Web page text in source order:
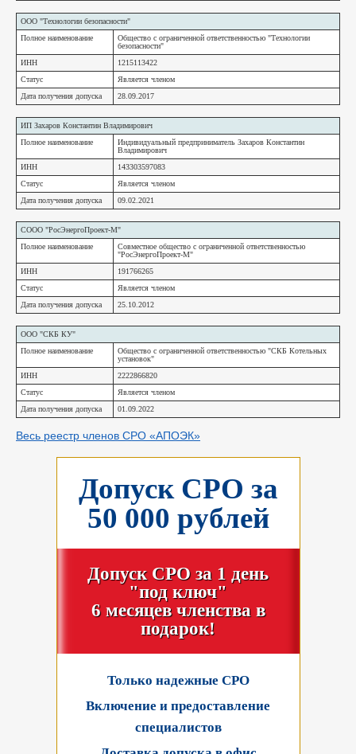
ООО "Технологии безопасности"
Полное наименование
Общество с ограниченной ответственностью "Технологии
безопасности"
ИНН
1215113422
Статус
Является членом
Дата получения допуска
28.09.2017
ИП Захаров Константин Владимирович
Полное наименование
Индивидуальный предприниматель Захаров Константин
Владимирович
ИНН
143303597083
Статус
Является членом
Дата получения допуска
09.02.2021
СООО "РосЭнергоПроект-М"
Полное наименование
Совместное общество с ограниченной ответственностью
"РосЭнергоПроект-М"
ИНН
191766265
Статус
Является членом
Дата получения допуска
25.10.2012
ООО "СКБ КУ"
Полное наименование
Общество с ограниченной ответственностью "СКБ Котельных
установок"
ИНН
2222866820
Статус
Является членом
Дата получения допуска
01.09.2022
Весь реестр членов СРО «АПОЭК»
Допуск СРО за
50 000 рублей
Допуск СРО за 1 день
"под ключ"
6 месяцев членства в
подарок!
Только надежные СРО
Включение и предоставление
специалистов